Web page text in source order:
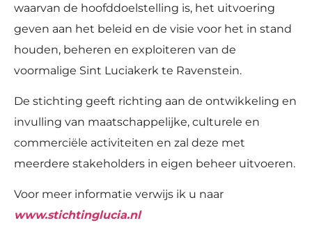
waarvan de hoofddoelstelling is, het uitvoering
geven aan het beleid en de visie voor het in stand
houden, beheren en exploiteren van de
voormalige Sint Luciakerk te Ravenstein.
De stichting geeft richting aan de ontwikkeling en
invulling van maatschappelijke, culturele en
commerciële activiteiten en zal deze met
meerdere stakeholders in eigen beheer uitvoeren.
Voor meer informatie verwijs ik u naar
www.stichtinglucia.nl